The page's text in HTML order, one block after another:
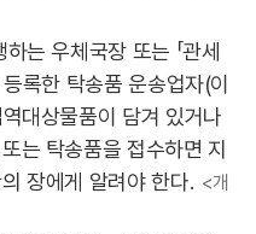
는 우체국장 또는 「관세
록한 탁송품 운송업자(이
대상물품이 담겨 있거나
는 탁송품을 접수하면 지
장에게 알려야 한다. <개